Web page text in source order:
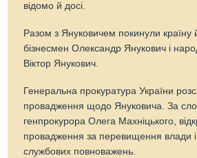
відомо й досі.
Разом з Януковичем покинули
бізнесмен Олександр Янукович і
Віктор Янукович.
Генеральна прокуратура України
провадження щодо Януковича. За
генпрокурора Олега Махніцького,
провадження за перевищення влади і
службових повноважень.